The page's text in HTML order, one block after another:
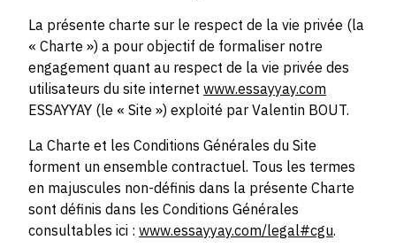
La présente charte sur le respect de la vie privée (la
« Charte ») a pour objectif de formaliser notre
engagement quant au respect de la vie privée des
utilisateurs du site internet www.essayyay.com
ESSAYYAY (le « Site ») exploité par Valentin BOUT.
La Charte et les Conditions Générales du Site
forment un ensemble contractuel. Tous les termes
en majuscules non-définis dans la présente Charte
sont définis dans les Conditions Générales
consultables ici : www.essayyay.com/legal#cgu.